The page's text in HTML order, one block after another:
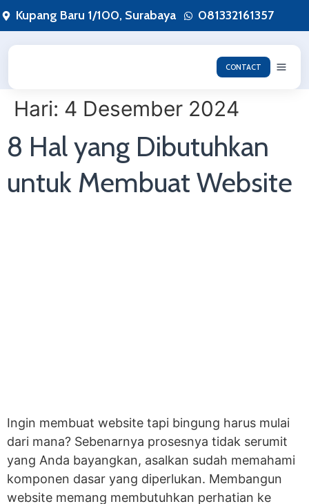
Lewati
konten
Kupang Baru 1/100, Surabaya 081332161357
CONTACT
Hari: 4 Desember 2024
8 Hal yang Dibutuhkan
untuk Membuat Website
Ingin membuat website tapi bingung harus mulai
dari mana? Sebenarnya prosesnya tidak serumit
yang Anda bayangkan, asalkan sudah memahami
komponen dasar yang diperlukan. Membangun
website memang membutuhkan perhatian ke